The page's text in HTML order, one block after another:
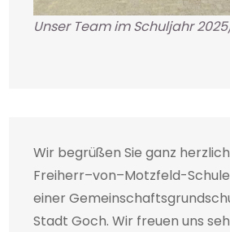
Unser Team im Schuljahr
Wir begrüßen Sie ganz
Freiherr–von–Motzfeld-
einer
Stadt Goch. Wir freuen uns